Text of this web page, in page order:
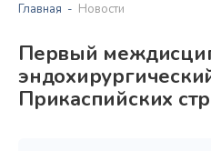
Главная Новости
Первый
Прикаспийских